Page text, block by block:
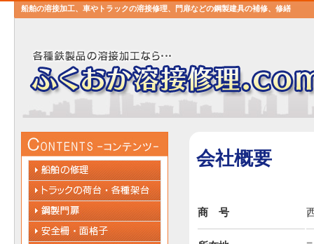
船舶の溶接加工、車やトラックの溶接修理、門扉などの鋼製建具の補修、修繕
会社概要
商 号